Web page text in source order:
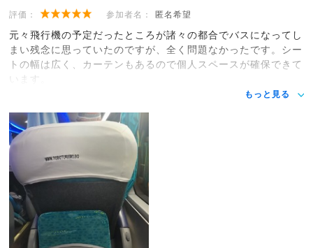
評価： 参加者名： 匿名希望
元々飛行機の予定だったところが諸々の都合でバスになってし
まい残念に思っていたのですが、全く問題なかったです。シー
トの幅は広く、カーテンもあるので個人スペースが確保できて
います。
もっと見る